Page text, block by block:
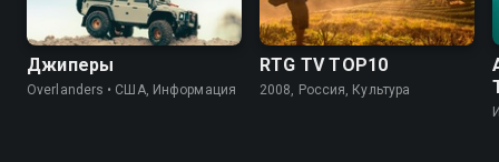
Джиперы
Overlanders • США, Информация
RTG TV TOP10
2008, Россия, Культура